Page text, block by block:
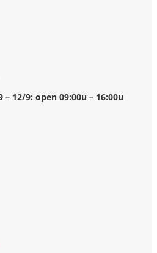
12/9: open 09:00u – 16:00u